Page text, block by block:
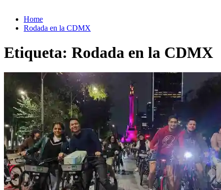
Home
Rodada en la CDMX
Etiqueta: Rodada en la CDMX